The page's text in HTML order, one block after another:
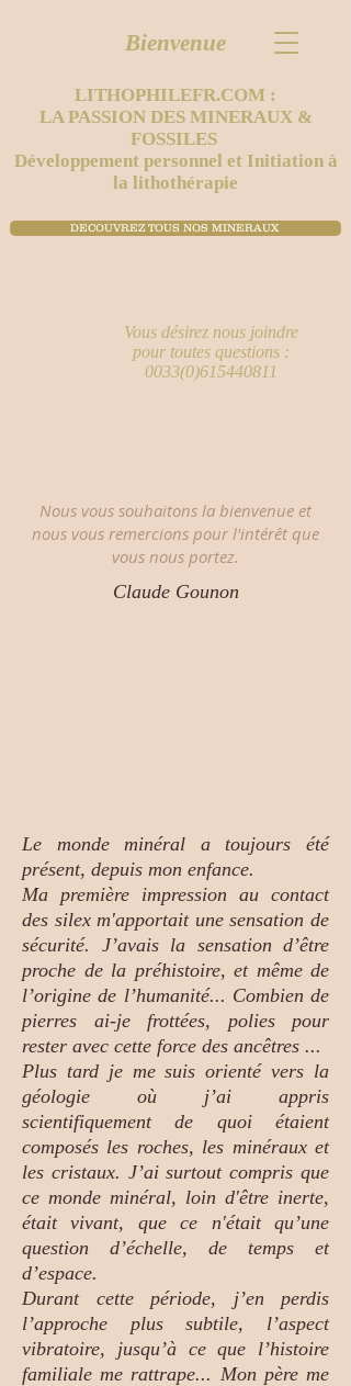
Vous désirez nous joindre
pour toutes questions :
0033(0)615440811
Bienvenue
LITHOPHILEFR.COM :
LA PASSION DES MINERAUX &
FOSSILES
Développement personnel et Initiation à
la lithothérapie
DECOUVREZ TOUS NOS MINERAUX ​
Nous vous souhaitons la bienvenue et
nous vous remercions pour l'intérêt que
vous nous portez.
Claude Gounon
Le monde minéral a toujours été
présent, depuis mon enfance.
Ma première impression au contact
des silex m'apportait une sensation de
sécurité. J’avais la sensation d’être
proche de la préhistoire, et même de
l’origine de l’humanité... Combien de
pierres ai-je frottées, polies pour
rester avec cette force des ancêtres ...
Plus tard je me suis orienté vers la
géologie où j’ai appris
scientifiquement de quoi étaient
composés les roches, les minéraux et
les cristaux. J’ai surtout compris que
ce monde minéral, loin d'être inerte,
était vivant, que ce n'était qu’une
question d’échelle, de temps et
d’espace.
Durant cette période, j’en perdis
l’approche plus subtile, l’aspect
vibratoire, jusqu’à ce que l’histoire
familiale me rattrape... Mon père me